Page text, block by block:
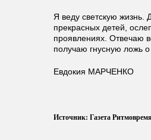
Я веду светскую жизнь.
прекрасных детей,
проявлениях. Отвечаю
получаю гнусную ложь
Евдокия МАРЧЕНКО
Источник: Газета